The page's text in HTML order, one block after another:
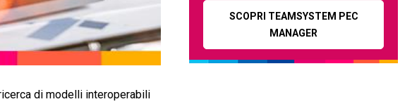
di modelli interoperabili
SCOPRI TEAMSYSTEM PEC
MANAGER